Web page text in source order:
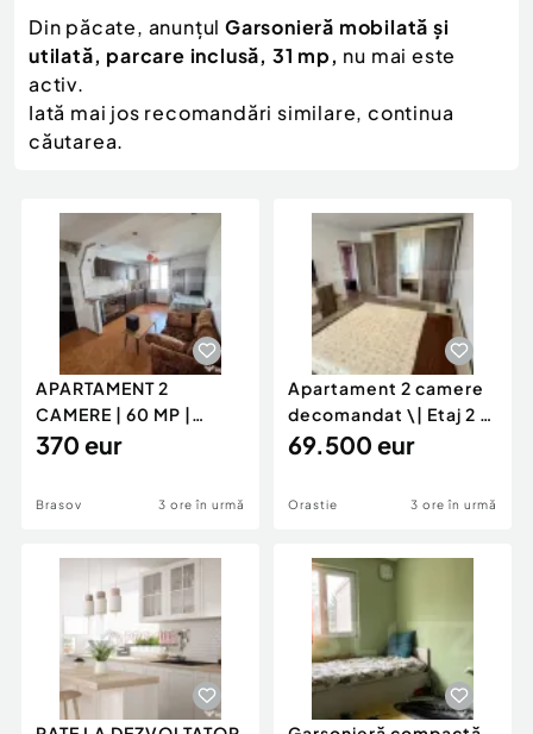
Mama si copilul
Moda si frumusete
Sport, timp liber, arta
Agro si Industrie
Animale de companie
Afaceri și echipamente profesionale
Inchiriere Bunuri si Vehicule
Scutere - ATV - UTV
Autoutilitare
Ambarcatiuni
Camioane - Rulote - Remorci
Motociclete
Piese auto si accesorii
Dacia Duster
Din păcate, anunțul Garsonieră mobilată și
utilată, parcare inclusă, 31 mp, nu mai este
activ.
Iată mai jos recomandări similare, continua
căutarea.
APARTAMENT 2
CAMERE | 60 MP |
GENERAL MOCIULSCHI
370 eur
Brasov 3 ore în urmă
Apartament 2 camere
decomandat \| Etaj 2 \|
50 mp \+ 8 mp ba
69.500 eur
Orastie 3 ore în urmă